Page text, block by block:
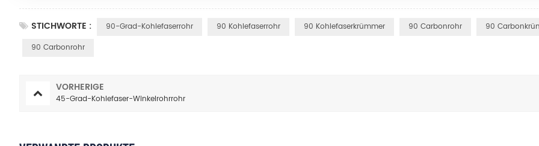
STICHWORTE : 90-Grad-Kohlefaserrohr 90 Kohlefaserrohr 90 Kohlefaserkrümmer 90 Carbonrohr
90
90 Carbonrohr
VORHERIGE
45-Grad-Kohlefaser-Winkelrohrrohr